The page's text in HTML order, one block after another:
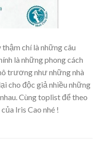
chí là những câu
là những phong cách
trương như những nhà
cho độc giả nhiều những
Cùng toplist để theo
Iris Cao nhé !